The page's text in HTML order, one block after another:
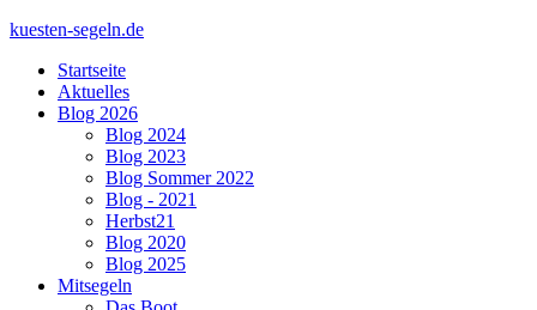
kuesten-segeln.de
Startseite
Aktuelles
Blog 2026
Blog 2024
Blog 2023
Blog Sommer 2022
Blog - 2021
Herbst21
Blog 2020
Blog 2025
Mitsegeln